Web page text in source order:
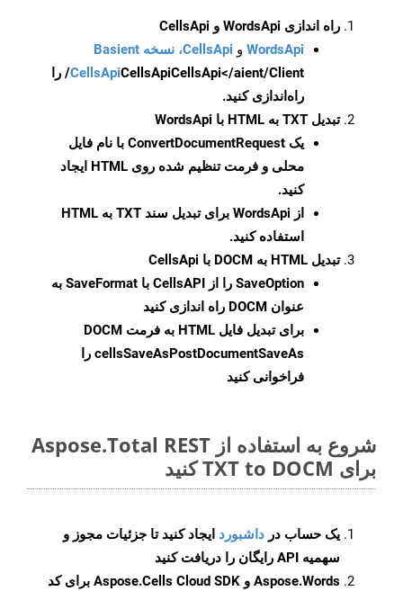
راه اندازی WordsApi و CellsApi
WordsApi و CellsApi، نسخه Basient
CellsApiCellsApi
CellsApi</aient/Client/ را
راه‌اندازی کنید.
تبدیل TXT به HTML با WordsApi
یک ConvertDocumentRequest با نام فایل
محلی و فرمت تنظیم شده روی HTML ایجاد
کنید.
از WordsApi برای تبدیل سند TXT به HTML
استفاده کنید.
تبدیل HTML به DOCM با CellsApi
SaveOption
را از CellsAPI با SaveFormat به
عنوان DOCM راه اندازی کنید
برای تبدیل فایل HTML به فرمت
DOCM
cellsSaveAsPostDocumentSaveAs را
فراخوانی کنید
شروع به استفاده از Aspose.Total REST
برای TXT to DOCM کنید
یک حساب در داشبورد ایجاد کنید تا جزئیات مجوز و
سهمیه API رایگان را دریافت کنید
Aspose.Words و Aspose.Cells Cloud SDK برای کد